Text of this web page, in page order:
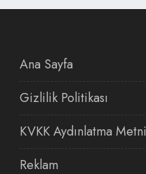
Ana Sayfa
Gizlilik Politikası
KVKK Aydınlatma Metni
Reklam